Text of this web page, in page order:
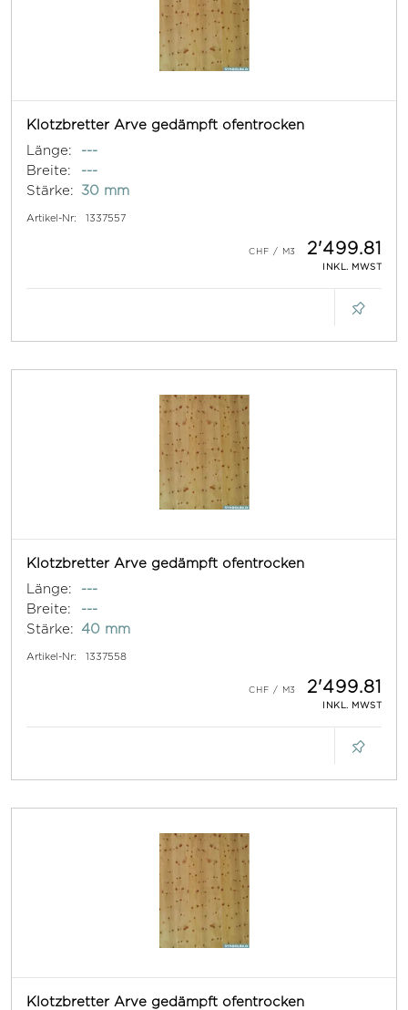
Klotzbretter Arve gedämpft ofentrocken
Länge:
---
Breite:
---
Stärke:
30 mm
Artikel-Nr: 1337557
2'499.81
INKL. MWST
Klotzbretter Arve gedämpft ofentrocken
Länge:
---
Breite:
---
Stärke:
40 mm
Artikel-Nr: 1337558
2'499.81
INKL. MWST
Klotzbretter Arve gedämpft ofentrocken